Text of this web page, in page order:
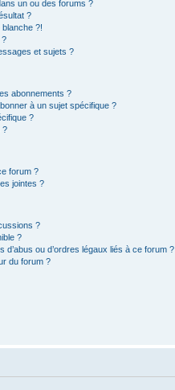
un ou des forums ?
?
?!
?
et sujets ?
abonnements ?
à un sujet spécifique ?
?
?
forum ?
jointes ?
?
?
ou d’ordres légaux liés à ce forum ?
du forum ?